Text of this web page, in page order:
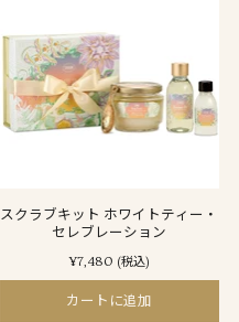
スクラブキット ホワイトティー・
セレブレーション
¥7,480 (税込)
カートに追加